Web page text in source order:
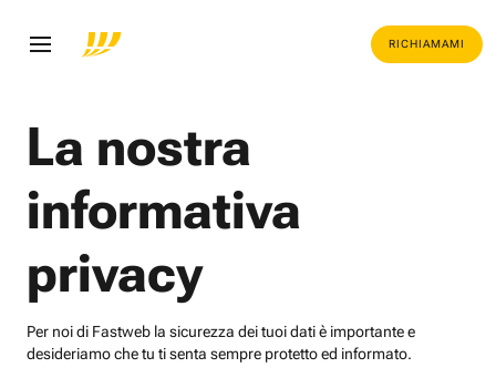
RICHIAMAMI
La nostra
informativa
privacy
Per noi di Fastweb la sicurezza dei tuoi dati è importante e
desideriamo che tu ti senta sempre protetto ed informato.